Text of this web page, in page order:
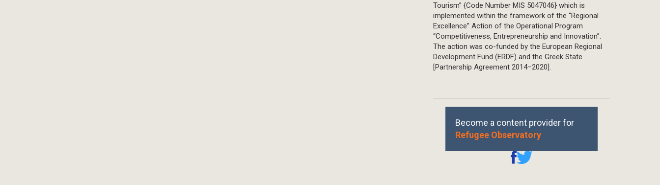
Tourism” {Code Number MIS 5047046} which is
implemented within the framework of the “Regional
Excellence” Action of the Operational Program
“Competitiveness, Entrepreneurship and Innovation”.
The action was co-funded by the European Regional
Development Fund (ERDF) and the Greek State
[Partnership Agreement 2014–2020].
Become a content provider for
Refugee Observatory